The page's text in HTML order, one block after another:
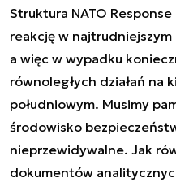
Struktura NATO
reakcję w
a więc w wypadku
równoległych działań na
południowym. Musimy
środowisko
nieprzewidywalne. Jak
dokumentów